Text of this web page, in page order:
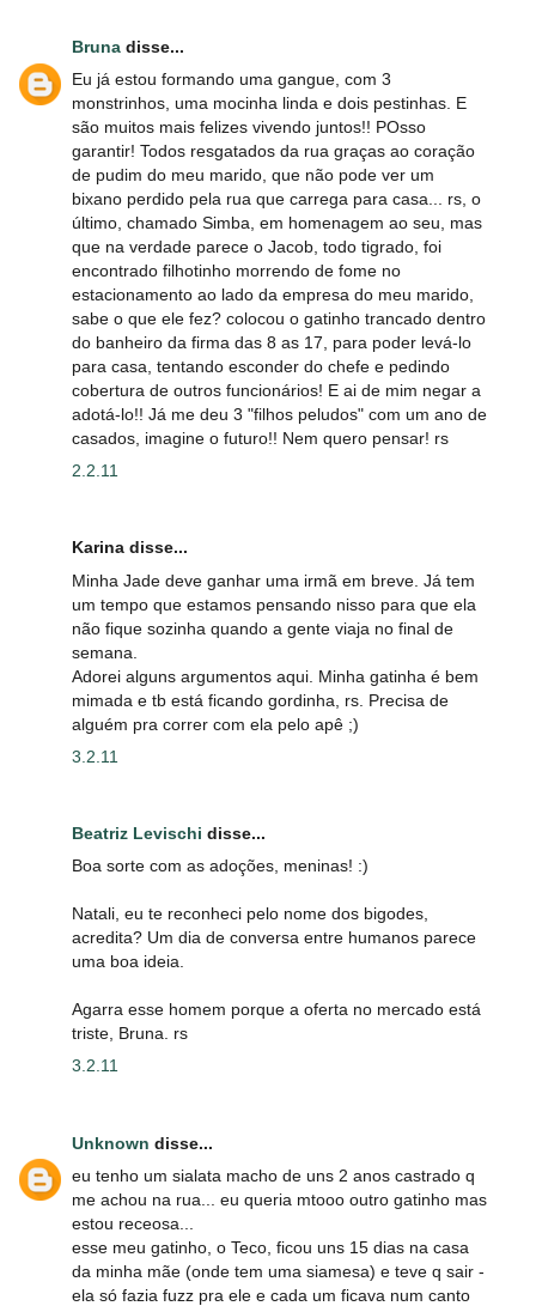
Bruna disse...
Eu já estou formando uma gangue, com 3
monstrinhos, uma mocinha linda e dois pestinhas. E
são muitos mais felizes vivendo juntos!! POsso
garantir! Todos resgatados da rua graças ao coração
de pudim do meu marido, que não pode ver um
bixano perdido pela rua que carrega para casa... rs, o
último, chamado Simba, em homenagem ao seu, mas
que na verdade parece o Jacob, todo tigrado, foi
encontrado filhotinho morrendo de fome no
estacionamento ao lado da empresa do meu marido,
sabe o que ele fez? colocou o gatinho trancado dentro
do banheiro da firma das 8 as 17, para poder levá-lo
para casa, tentando esconder do chefe e pedindo
cobertura de outros funcionários! E ai de mim negar a
adotá-lo!! Já me deu 3 "filhos peludos" com um ano de
casados, imagine o futuro!! Nem quero pensar! rs
2.2.11
Karina disse...
Minha Jade deve ganhar uma irmã em breve. Já tem
um tempo que estamos pensando nisso para que ela
não fique sozinha quando a gente viaja no final de
semana.
Adorei alguns argumentos aqui. Minha gatinha é bem
mimada e tb está ficando gordinha, rs. Precisa de
alguém pra correr com ela pelo apê ;)
3.2.11
Beatriz Levischi disse...
Boa sorte com as adoções, meninas! :)
Natali, eu te reconheci pelo nome dos bigodes,
acredita? Um dia de conversa entre humanos parece
uma boa ideia.
Agarra esse homem porque a oferta no mercado está
triste, Bruna. rs
3.2.11
Unknown disse...
eu tenho um sialata macho de uns 2 anos castrado q
me achou na rua... eu queria mtooo outro gatinho mas
estou receosa...
esse meu gatinho, o Teco, ficou uns 15 dias na casa
da minha mãe (onde tem uma siamesa) e teve q sair -
ela só fazia fuzz pra ele e cada um ficava num canto